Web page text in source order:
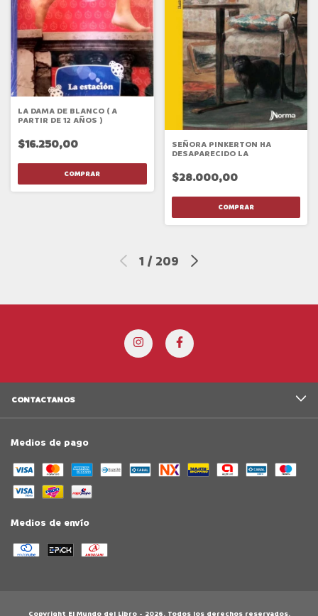
LA DAMA DE BLANCO ( A
PARTIR DE 12 AÑOS )
$16.250,00 SEÑORA PINKERTON HA
DESAPARECIDO LA
$28.000,00
1 / 209
CONTACTANOS
Medios de pago
Medios de envío
Copyright El Mundo del Libro - 2026. Todos los derechos reservados.